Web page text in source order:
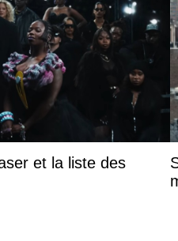
et la liste des